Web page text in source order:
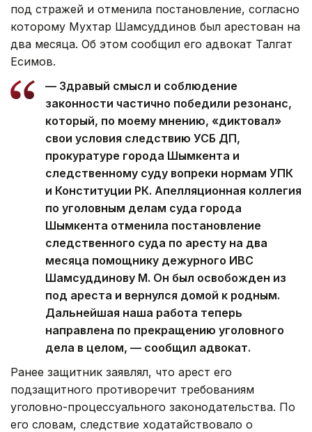
под стражей и отменила постановление, согласно
которому Мухтар Шамсуддинов был арестован на
два месяца. Об этом сообщил его адвокат Талгат
Есимов.
— Здравый смысл и соблюдение
законности частично победили резонанс,
который, по моему мнению, «диктовал»
свои условия следствию УСБ ДП,
прокуратуре города Шымкента и
следственному суду вопреки нормам УПК
и Конституции РК. Апелляционная коллегия
по уголовным делам суда города
Шымкента отменила постановление
следственного суда по аресту на два
месяца помощнику дежурного ИВС
Шамсуддинову М. Он был освобожден из
под ареста и вернулся домой к родным.
Дальнейшая наша работа теперь
направлена по прекращению уголовного
дела в целом, — сообщил адвокат.
Ранее защитник заявлял, что арест его
подзащитного противоречит требованиям
уголовно-процессуального законодательства. По
его словам, следствие ходатайствовало о